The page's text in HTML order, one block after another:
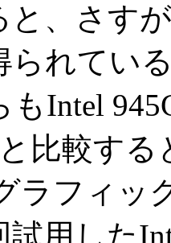
、さす
られてい
Intel
比較す
ラフィッ
試用した